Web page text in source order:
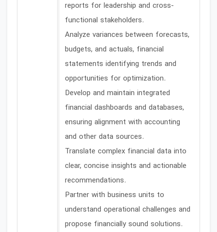
reports for leadership and cross-
functional stakeholders.
Analyze variances between forecasts,
budgets, and actuals, financial
statements identifying trends and
opportunities for optimization.
Develop and maintain integrated
financial dashboards and databases,
ensuring alignment with accounting
and other data sources.
Translate complex financial data into
clear, concise insights and actionable
recommendations.
Partner with business units to
understand operational challenges and
propose financially sound solutions.